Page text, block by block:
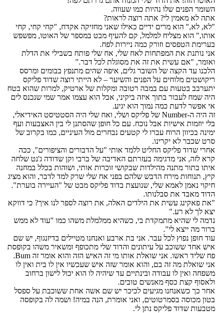
השומר הפנים שלו נהיות כמו שעווה.
אתה לא מאמין לי? אתה רוצה לראות?
"לא, לא," הוא מרים ידיים כאילו שאני מחזיקה אקדח, "קחי קחי, קחי
אותו," הוא מצליח למלמל, קם להעיף מבט במספר של האוטו, מפשפש
בערימת הטפסים וזורק כמה ניירות לפח.
אני נותנת את המפתחות לאח שלי, אח שלי פותח בשבילי את הדלת
ואומר, "אם עשית את זה את מסוגלת לכל דבר."
הלכנו עד הקצה של השובר גלים, איפה שהים מתנפץ בבומים ומרסס
ריקושטים מלוחים על הפנים והשיער – לא הייתי רוצה שדוד פליקס
יתערבב בטעות עם במבה רטובה ומקלות של ארטיק, למרות שהוא בטח
היה שמח לעבור בתוך איזה ביקיני, אבל הוא עצמו אמר שמי שנכנס לים
אי אפשר לדעת כמה נמוך הוא יגיע.
זה היה ה-Number של פליקס ושלי, ואח שלי היה הסטטיסט האידיאלי,
בלי יוזמות אישיות אבל נוכח. עם כל חופן שהסתנן לי בין האצבעות ועף
ימינה בכיוון הרוח עברו לי קטעים נבחרים מול העיניים, כמו בקרוב של
סרט שכבר לא יקרינו.
אחרי שדוד פליקס החליט ללמד אותי "על הדבורים והציפורים", ככה
קרא לזה, אני מדגימה בעזרתם האדיבה של ברבי וקן שדודה ג'נט שלחה
איתו בתור מתנה מהילדות שבקושי זוכרות אותי, ושוהות בכלל במחנה
קיץ, תנוחות מירח הדבש שלהם בפני אח שלי שרק למד לדבר, והוא מציג
חיקוי נאמן לאמא שלי, שנועצת בדוד פליקס מבט של "העיירה בוערת".
הדוד מאבד את סבלנותו.
"את פאקינג עשית את הילדים האלה, את רוצה לספר לנו איך? כי דווקא
יצא לך לא רע."
נדמה לי שהיא מתמקדת בי, כשהיא ממלמלת משהו כמו "עוד לא ממש
ברור מה ייצא לי".
עוד חופן נפוץ לכל עבר. אני בת ארבע ואנחנו מטיילים בדיזנגוף, יש שם
איש אחד ששוכב על עיתונים והדוד שלי מתכופף ומשאיר משהו בקופסת
פח שליד ראשו. אני שואלת אותו מי זה האיש הזה והוא אומר זה Bum.
אני שואלת מה זה בם, והוא אומר שזה איש שעכשיו אין לו בית ואין לו
משפחה ואין לו עבודה ובינתיים עד שיהיה לו הוא יכול לישון ברחוב
ולאסוף קצת כסף מאנשים טובים.
אחר כך כשאנחנו מגיעים לכיכר יש שם אשה אחת ששוכבת על ספסל
בטון מכוסה בסמרטוטים, ואני אומרת, הנה במיה! ושמה לה בקופסה
מטבעות שדוד פליקס נתן לי.